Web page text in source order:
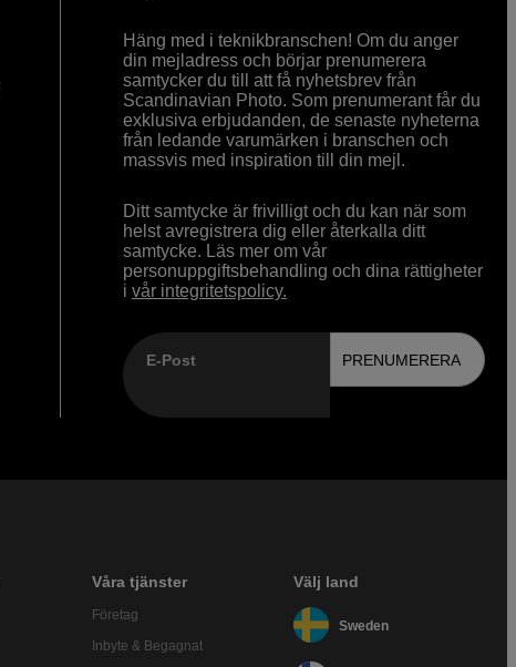
Häng med i teknikbranschen! Om du anger
din mejladress och börjar prenumerera
samtycker du till att få nyhetsbrev från
Scandinavian Photo. Som prenumerant får du
exklusiva erbjudanden, de senaste nyheterna
från ledande varumärken i branschen och
massvis med inspiration till din mejl.
Ditt samtycke är frivilligt och du kan när som
helst avregistrera dig eller återkalla ditt
samtycke. Läs mer om vår
personuppgiftsbehandling och dina rättigheter
i vår integritetspolicy.
E-Post PRENUMERERA
Våra tjänster
Företag
Inbyte & Begagnat
Välj land
Sweden